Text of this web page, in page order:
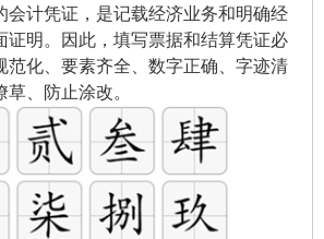
会计凭证，是记载经济业务和明确经
证明。因此，填写票据和结算凭证必
范化、要素齐全、数字正确、字迹清
、防止涂改。